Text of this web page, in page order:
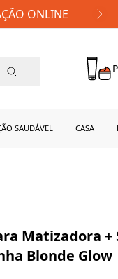
BRASIL!
SAUDÁVEL CASA
Matizadora +
Blonde Glow